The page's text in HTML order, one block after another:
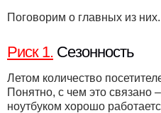
Поговорим о главных из них.
Риск 1. Сезонность
Летом количество
Понятно, с чем это связано
ноутбуком хорошо